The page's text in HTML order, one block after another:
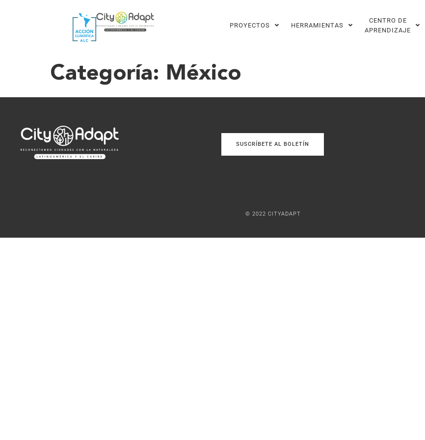
PROYECTOS HERRAMIENTAS
CENTRO DE
APRENDIZAJE
Categoría: México
SUSCRÍBETE AL BOLETÍN
© 2022 CITYADAPT